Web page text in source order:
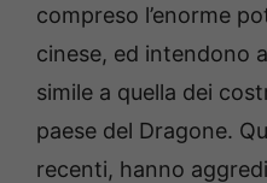
compreso l’enorme
cinese, ed intendono
simile a quella dei
paese del Dragone.
recenti, hanno